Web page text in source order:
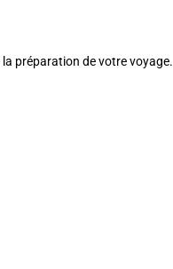
préparation de votre voyage.